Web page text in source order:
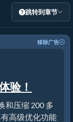
跳转到章节
移除广告
验！
和压缩 200 多
高级优化功能